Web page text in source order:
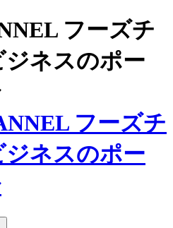
フーズチ
ジネスのポー